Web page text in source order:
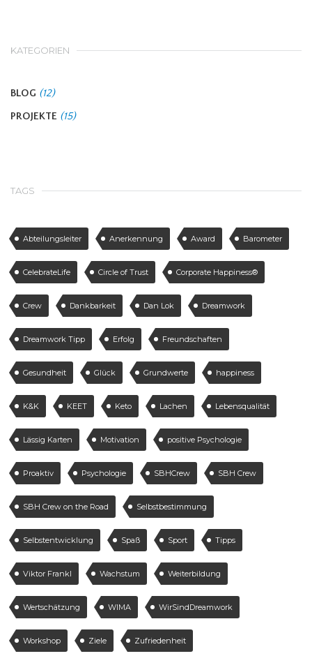
KATEGORIEN
BLOG (12)
PROJEKTE (15)
TAGS
Abteilungsleiter Anerkennung Award Barometer
CelebrateLife Circle of Trust Corporate Happiness®
Crew Dankbarkeit Dan Lok Dreamwork
Dreamwork Tipp Erfolg Freundschaften
Gesundheit Glück Grundwerte happiness
K&K KEET Keto Lachen Lebensqualität
Lässig Karten Motivation positive Psychologie
Proaktiv Psychologie SBHCrew SBH Crew
SBH Crew on the Road Selbstbestimmung
Selbstentwicklung Spaß Sport Tipps
Viktor Frankl Wachstum Weiterbildung
Wertschätzung WIMA WirSindDreamwork
Workshop Ziele Zufriedenheit